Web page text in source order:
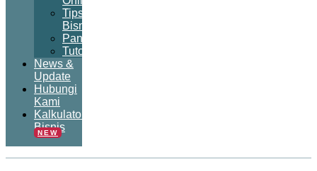
Tips
Bisnis
Panduan
Tutorial
News &
Update
Hubungi
Kami
Kalkulator
Bisnis
NEW